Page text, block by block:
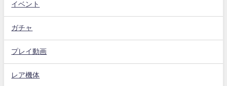
イベント
ガチャ
プレイ動画
レア機体